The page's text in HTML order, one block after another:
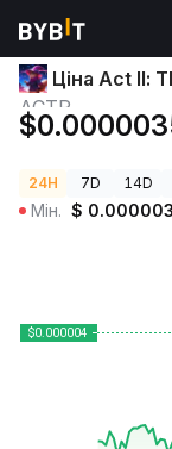
Ціни криптовалют
Ціна Act II:
ACTP
24H 7D 14D
Мін. $ 0.000003